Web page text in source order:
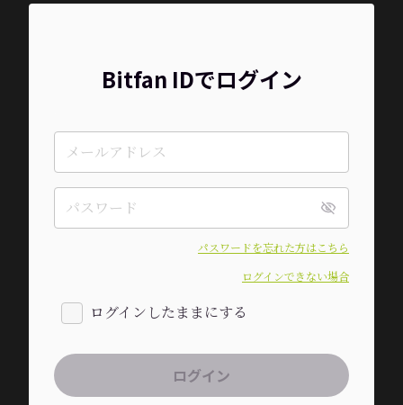
Bitfan IDでログイン
パスワードを忘れた方はこちら
ログインできない場合
ログインしたままにする